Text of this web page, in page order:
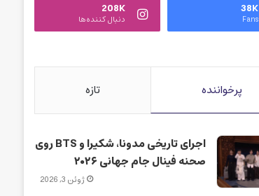
38K
Fans
208K
دنبال کننده‌ها
پرخواننده تازه
اجرای تاریخی مدونا، شکیرا و BTS روی
صحنه فینال جام جهانی ۲۰۲۶
ژوئن 3, 2026